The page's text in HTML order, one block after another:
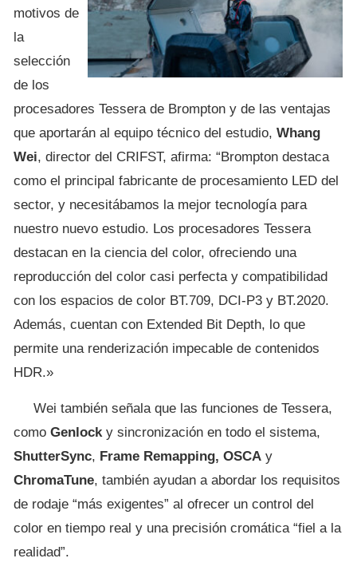
motivos de
la
selección
de los
procesadores Tessera de Brompton y de las ventajas
que aportarán al equipo técnico del estudio, Whang
Wei, director del CRIFST, afirma: “Brompton destaca
como el principal fabricante de procesamiento LED del
sector, y necesitábamos la mejor tecnología para
nuestro nuevo estudio. Los procesadores Tessera
destacan en la ciencia del color, ofreciendo una
reproducción del color casi perfecta y compatibilidad
con los espacios de color BT.709, DCI-P3 y BT.2020.
Además, cuentan con Extended Bit Depth, lo que
permite una renderización impecable de contenidos
HDR.»
Wei también señala que las funciones de Tessera,
como Genlocky sincronización en todo el sistema,
ShutterSync, Frame Remapping, OSCA y
ChromaTune, también ayudan a abordar los requisitos
de rodaje “más exigentes” al ofrecer un control del
color en tiempo real y una precisión cromática “fiel a la
realidad”.